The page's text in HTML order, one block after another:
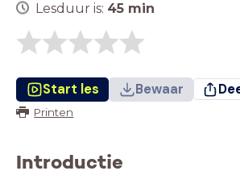
Lesduur is: 45 min
Start les Bewaar
Printen
Introductie